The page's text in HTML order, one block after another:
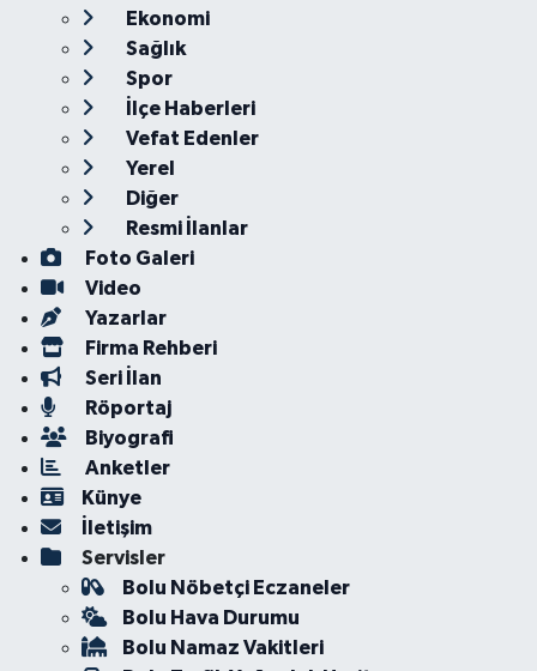
Ekonomi
Sağlık
Spor
İlçe Haberleri
Vefat Edenler
Yerel
Diğer
Resmi İlanlar
Foto Galeri
Video
Yazarlar
Firma Rehberi
Seri İlan
Röportaj
Biyografi
Anketler
Künye
İletişim
Servisler
Bolu Nöbetçi Eczaneler
Bolu Hava Durumu
Bolu Namaz Vakitleri